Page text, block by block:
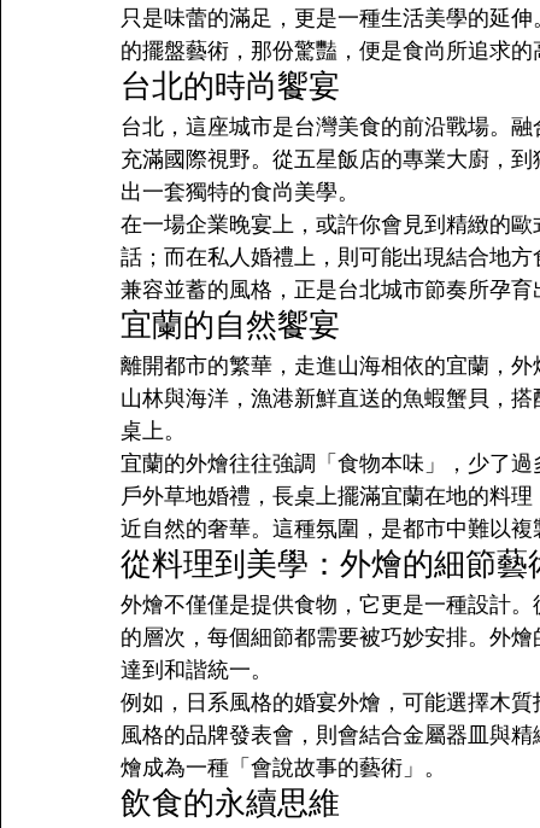
只是味蕾的滿足，更是一種生活美學的延
的擺盤藝術，那份驚豔，便是食尚所追求的
台北的時尚饗宴
台北，這座城市是台灣美食的前沿戰場。
充滿國際視野。從五星飯店的專業大廚，
出一套獨特的食尚美學。
在一場企業晚宴上，或許你會見到精緻的
話；而在私人婚禮上，則可能出現結合地
兼容並蓄的風格，正是台北城市節奏所孕
宜蘭的自然饗宴
離開都市的繁華，走進山海相依的宜蘭，
山林與海洋，漁港新鮮直送的魚蝦蟹貝，
桌上。
宜蘭的外燴往往強調「食物本味」，少了
戶外草地婚禮，長桌上擺滿宜蘭在地的料
近自然的奢華。這種氛圍，是都市中難以
從料理到美學：外燴的細節藝
外燴不僅僅是提供食物，它更是一種設計
的層次，每個細節都需要被巧妙安排。外
達到和諧統一。
例如，日系風格的婚宴外燴，可能選擇木
風格的品牌發表會，則會結合金屬器皿與
燴成為一種「會說故事的藝術」。
飲食的永續思維